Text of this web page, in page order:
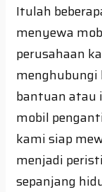
Itulah
menyewa
perusahaan
bantuan atau
mobil
kami siap
menjadi
sepanjang